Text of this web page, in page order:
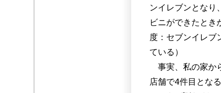
ンイレブンとなり
ビニができたと
度：セブンイレブ
ている）
事実、私の家か
店舗で4件目とな